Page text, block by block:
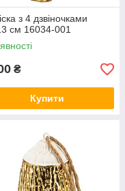
з 4 дзвіночками
см 16034-001
₴
Купити